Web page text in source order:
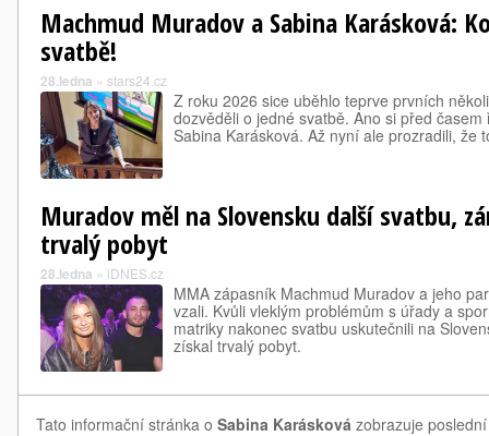
Machmud Muradov a Sabina Karásková:
svatbě!
28.ledna » stars24.cz
Z roku 2026 sice uběhlo teprve prvních
dozvěděli o jedné svatbě. Ano si před
Sabina Karásková. Až nyní ale prozradili, že
Muradov měl na Slovensku další svatbu,
trvalý pobyt
28.ledna » iDNES.cz
MMA zápasník Machmud Muradov a jeho
vzali. Kvůli vleklým problémům s úřady a
matriky nakonec svatbu uskutečnili na
získal trvalý pobyt.
Tato informační stránka o Sabina Karásková zobrazuje